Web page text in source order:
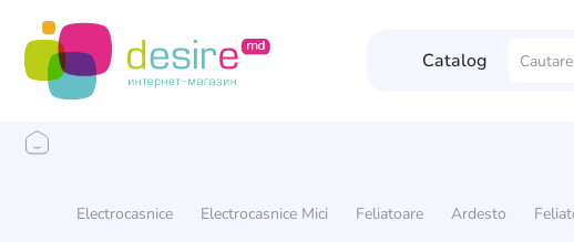
Catalog
Electrocasnice Electrocasnice Mici Feliatoare Ardesto